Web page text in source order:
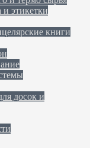
этикетки
книги
досок и